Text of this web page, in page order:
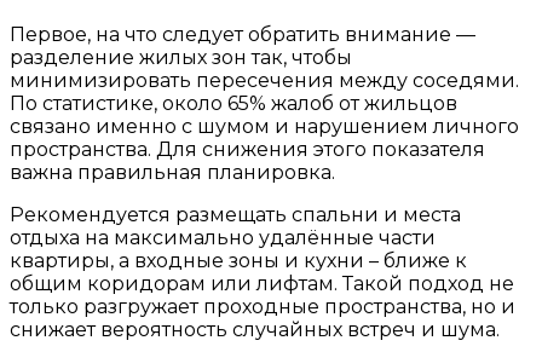
Первое, на что следует обратить внимание —
разделение жилых зон так, чтобы
минимизировать пересечения между соседями.
По статистике, около 65% жалоб от жильцов
связано именно с шумом и нарушением личного
пространства. Для снижения этого показателя
важна правильная планировка.
Рекомендуется размещать спальни и места
отдыха на максимально удалённые части
квартиры, а входные зоны и кухни – ближе к
общим коридорам или лифтам. Такой подход не
только разгружает проходные пространства, но и
снижает вероятность случайных встреч и шума.